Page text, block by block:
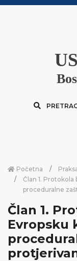
Početna
Član 1.
proceduralne
Član 1.
Evropsku